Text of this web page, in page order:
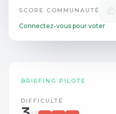
SCORE COMMUNAUTÉ
Connectez-vous pour voter
BRIEFING PILOTE
DIFFICULTÉ